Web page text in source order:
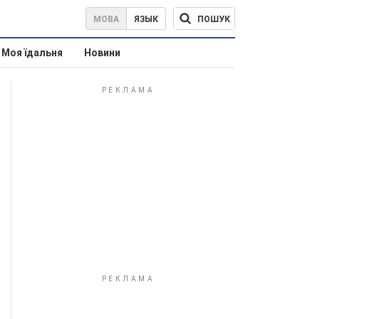
МОВА ЯЗЫК ПОШУК
Моя їдальня Новини